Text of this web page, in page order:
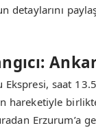
detaylarını
saat
hareketiyle
Erzurum’a